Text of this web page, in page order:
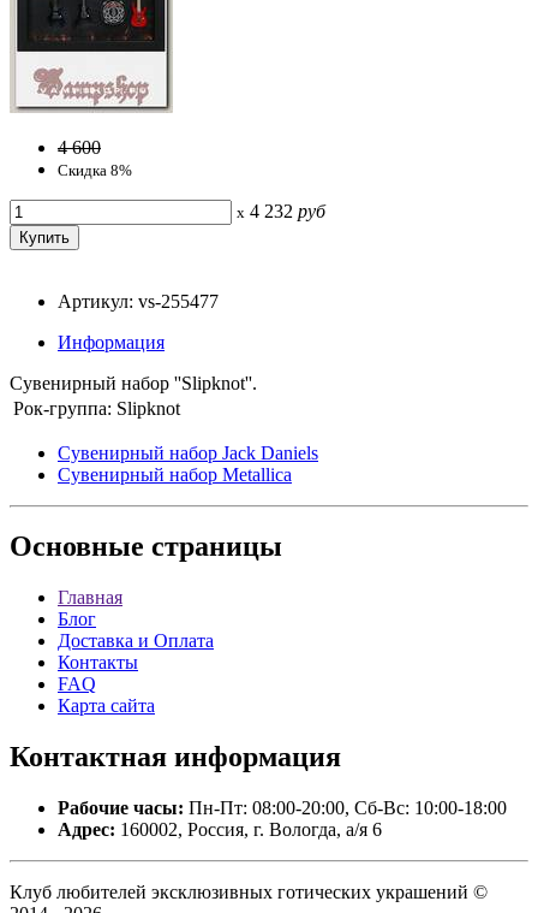
4 600
Скидка 8%
x 4 232 руб
Артикул: vs-255477
Информация
Сувенирный набор ''Slipknot''.
Рок-группа: Slipknot
Сувенирный набор Jack Daniels
Сувенирный набор Metallica
Основные страницы
Главная
Блог
Доставка и Оплата
Контакты
FAQ
Карта сайта
Контактная информация
Рабочие часы: Пн-Пт: 08:00-20:00, Сб-Вс: 10:00-18:00
Адрес: 160002, Россия, г. Вологда, а/я 6
Клуб любителей эксклюзивных готических украшений ©